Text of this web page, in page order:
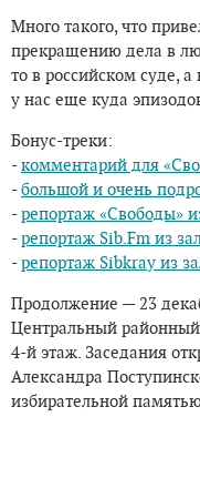
Много такого, что
прекращению дела в
то в российском суде,
у нас еще куда
Бонус-треки:
-комментарий для
-большой и очень
-репортаж «Свободы»
-репортаж Sib.Fm из
-репортаж Sibkray из
Продолжение — 23
Центральный районный
4-й этаж. Заседания
Александра
избирательной